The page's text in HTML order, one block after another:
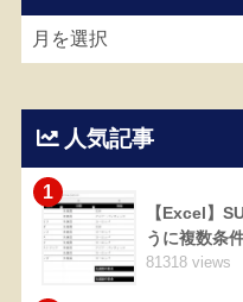
人気記事
1
【Excel】
うに複数条
81318 views